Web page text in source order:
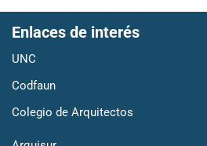
Enlaces de interés
UNC
Codfaun
Colegio de Arquitectos